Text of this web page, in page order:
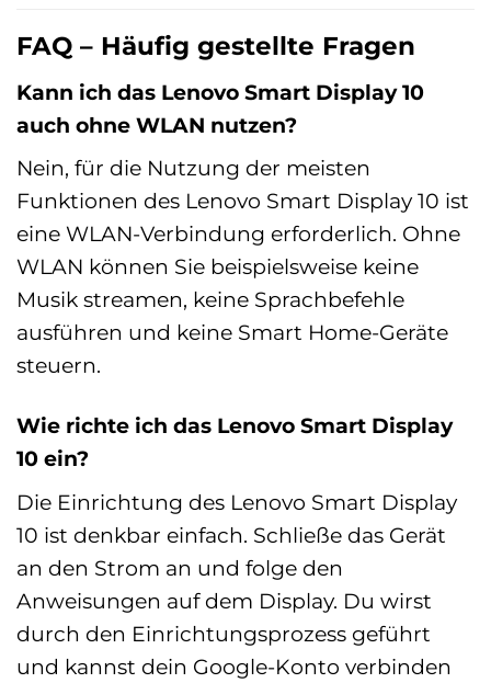
FAQ – Häufig gestellte Fragen
Kann ich das Lenovo Smart Display 10
auch ohne WLAN nutzen?
Nein, für die Nutzung der meisten
Funktionen des Lenovo Smart Display 10 ist
eine WLAN-Verbindung erforderlich. Ohne
WLAN können Sie beispielsweise keine
Musik streamen, keine Sprachbefehle
ausführen und keine Smart Home-Geräte
steuern.
Wie richte ich das Lenovo Smart Display
10 ein?
Die Einrichtung des Lenovo Smart Display
10 ist denkbar einfach. Schließe das Gerät
an den Strom an und folge den
Anweisungen auf dem Display. Du wirst
durch den Einrichtungsprozess geführt
und kannst dein Google-Konto verbinden